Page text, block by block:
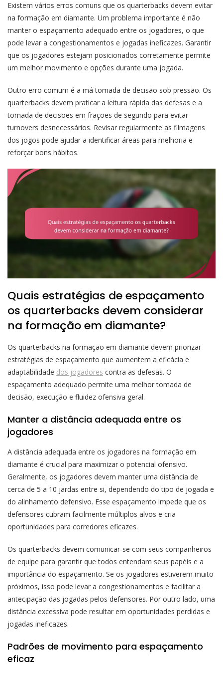
Existem vários erros comuns que os quarterbacks devem evitar
na formação em diamante. Um problema importante é não
manter o espaçamento adequado entre os jogadores, o que
pode levar a congestionamentos e jogadas ineficazes. Garantir
que os jogadores estejam posicionados corretamente permite
um melhor movimento e opções durante uma jogada.
Outro erro comum é a má tomada de decisão sob pressão. Os
quarterbacks devem praticar a leitura rápida das defesas e a
tomada de decisões em frações de segundo para evitar
turnovers desnecessários. Revisar regularmente as filmagens
dos jogos pode ajudar a identificar áreas para melhoria e
reforçar bons hábitos.
Quais estratégias de espaçamento
os quarterbacks devem considerar
na formação em diamante?
Os quarterbacks na formação em diamante devem priorizar
estratégias de espaçamento que aumentem a eficácia e
adaptabilidade dos jogadores contra as defesas. O
espaçamento adequado permite uma melhor tomada de
decisão, execução e fluidez ofensiva geral.
Manter a distância adequada entre os
jogadores
A distância adequada entre os jogadores na formação em
diamante é crucial para maximizar o potencial ofensivo.
Geralmente, os jogadores devem manter uma distância de
cerca de 5 a 10 jardas entre si, dependendo do tipo de jogada e
do alinhamento defensivo. Esse espaçamento impede que os
defensores cubram facilmente múltiplos alvos e cria
oportunidades para corredores eficazes.
Os quarterbacks devem comunicar-se com seus companheiros
de equipe para garantir que todos entendam seus papéis e a
importância do espaçamento. Se os jogadores estiverem muito
próximos, isso pode levar a congestionamentos e facilitar a
antecipação das jogadas pelos defensores. Por outro lado, uma
distância excessiva pode resultar em oportunidades perdidas e
jogadas ineficazes.
Padrões de movimento para espaçamento
eficaz